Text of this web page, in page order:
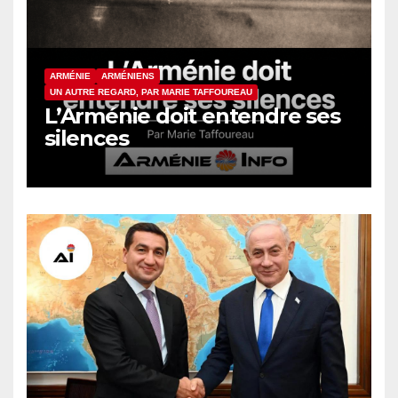
ARMÉNIE
ARMÉNIENS
UN AUTRE REGARD, PAR MARIE TAFFOUREAU
L’Arménie doit entendre ses
silences